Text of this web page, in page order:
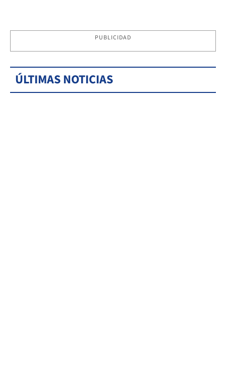
PUBLICIDAD
ÚLTIMAS NOTICIAS